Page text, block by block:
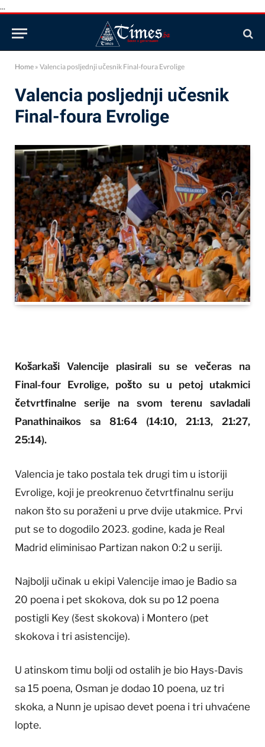
...
Home » Valencia posljednji učesnik Final-foura Evrolige
Valencia posljednji učesnik
Final-foura Evrolige
Košarkaši Valencije plasirali su se večeras na
Final-four Evrolige, pošto su u petoj utakmici
četvrtfinalne serije na svom terenu savladali
Panathinaikos sa 81:64 (14:10, 21:13, 21:27,
25:14).
Valencia je tako postala tek drugi tim u istoriji
Evrolige, koji je preokrenuo četvrtfinalnu seriju
nakon što su poraženi u prve dvije utakmice. Prvi
put se to dogodilo 2023. godine, kada je Real
Madrid eliminisao Partizan nakon 0:2 u seriji.
Najbolji učinak u ekipi Valencije imao je Badio sa
20 poena i pet skokova, dok su po 12 poena
postigli Key (šest skokova) i Montero (pet
skokova i tri asistencije).
U atinskom timu bolji od ostalih je bio Hays-Davis
sa 15 poena, Osman je dodao 10 poena, uz tri
skoka, a Nunn je upisao devet poena i tri uhvaćene
lopte.